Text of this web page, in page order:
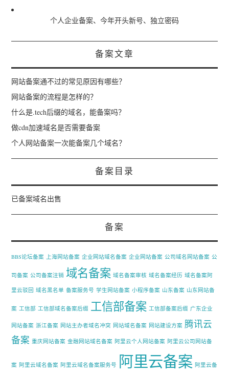
个人企业备案、今年开头新号、独立密码
备案文章
网站备案通不过的常见原因有哪些？
网站备案的流程是怎样的？
什么是.tech后缀的域名，能备案吗？
做cdn加速域名是否需要备案
个人网站备案一次能备案几个域名？
备案目录
已备案域名出售
备案
BBS论坛备案 上海网站备案 企业网站域名备案 企业网站备案 公司域名网站备案 公
司备案 公司备案注销 域名备案 域名备案审核 域名备案经历 域名备案阿
里云驳回 域名黑名单 备案服务号 学生网站备案 小程序备案 山东备案 山东网站备
案 工信部 工信部域名备案后缀 工信部备案 工信部备案后缀 广东企业
网站备案 浙江备案 网站主办者域名冲突 网站域名备案 网站建设方案 腾讯云
备案 重庆网站备案 金融网站域名备案 阿里云个人网站备案 阿里云公司网站备
案 阿里云域名备案 阿里云域名备案服务号 阿里云备案 阿里云备